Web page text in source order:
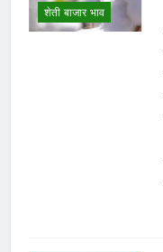
शेती बाजार भाव